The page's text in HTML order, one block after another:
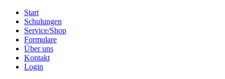
Start
Schulungen
Service/Shop
Formulare
Über uns
Kontakt
Login